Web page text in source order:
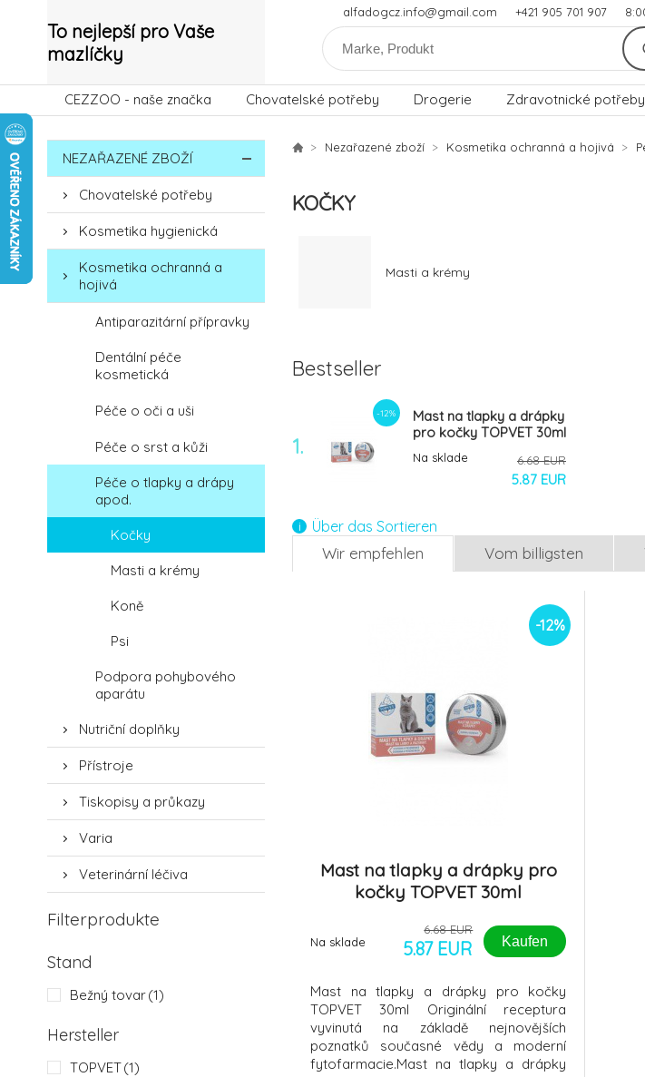
To nejlepší pro Vaše
mazlíčky
alfadogcz.info@gmail.com +421 905 701 907
CEZZOO - naše značka Chovatelské potřeby Drogerie Zdravotnické
NEZAŘAZENÉ ZBOŽÍ
Chovatelské potřeby
Kosmetika hygienická
Kosmetika ochranná a
hojivá
Antiparazitární přípravky
Dentální péče
kosmetická
Péče o oči a uši
Péče o srst a kůži
Péče o tlapky a drápy
apod.
Kočky
Masti a krémy
Koně
Psi
Podpora pohybového
aparátu
Nutriční doplňky
Přístroje
Tiskopisy a průkazy
Varia
Veterinární léčiva
Filterprodukte
Stand
Bežný tovar(1)
Hersteller
TOPVET(1)
Nezařazené zboží Kosmetika ochranná a hojivá
KOČKY
Masti a krémy
Bestseller
1.
-12%
Mast na tlapky a drápky
pro kočky TOPVET 30ml
Na sklade 6.68 EUR
5.87 EUR
Über das Sortieren
Wir empfehlen Vom billigsten
-12%
Mast na tlapky a drápky pro
kočky TOPVET 30ml
Na sklade
6.68 EUR
5.87 EUR Kaufen
Mast na tlapky a drápky pro kočky
TOPVET 30ml Originální receptura
vyvinutá na základě nejnovějších
poznatků současné vědy a moderní
fytofarmacie.Mast na tlapky a drápky